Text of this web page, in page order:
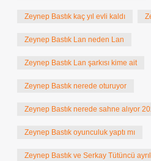
Zeynep Bastık kaç yıl evli kaldı
Zeynep Bastık Lan neden Lan
Zeynep Bastık Lan şarkısı kime ait
Zeynep Bastık nerede oturuyor
Zeynep Bastık nerede sahne alıyor
Zeynep Bastık oyunculuk yaptı mı
Zeynep Bastık ve Serkay Tütüncü